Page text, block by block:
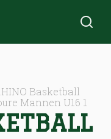
Basketball
Mannen U16 1